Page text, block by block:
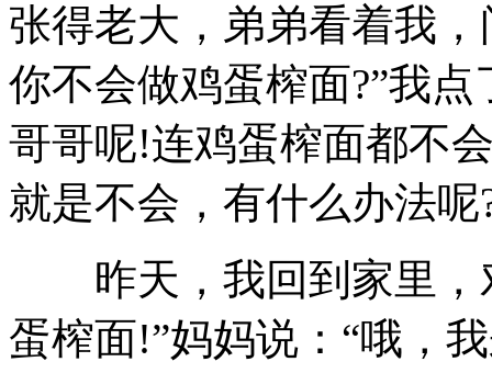
张得老大，弟弟看着我
你不会做鸡蛋榨面?”我
哥哥呢!连鸡蛋榨面都不
就是不会，有什么办法呢
昨天，我回到家里，
蛋榨面!”妈妈说：“哦，